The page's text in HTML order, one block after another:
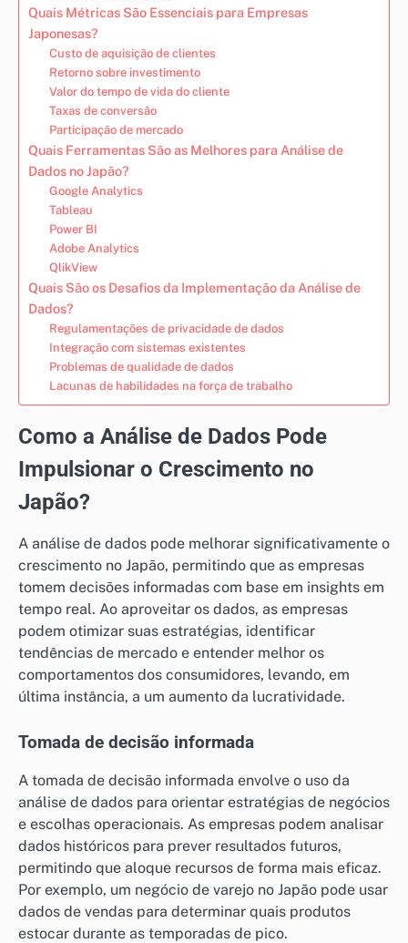
Quais Métricas São Essenciais para Empresas
Japonesas?
Custo de aquisição de clientes
Retorno sobre investimento
Valor do tempo de vida do cliente
Taxas de conversão
Participação de mercado
Quais Ferramentas São as Melhores para Análise de
Dados no Japão?
Google Analytics
Tableau
Power BI
Adobe Analytics
QlikView
Quais São os Desafios da Implementação da Análise de
Dados?
Regulamentações de privacidade de dados
Integração com sistemas existentes
Problemas de qualidade de dados
Lacunas de habilidades na força de trabalho
Como a Análise de Dados Pode
Impulsionar o Crescimento no
Japão?
A análise de dados pode melhorar significativamente o
crescimento no Japão, permitindo que as empresas
tomem decisões informadas com base em insights em
tempo real. Ao aproveitar os dados, as empresas
podem otimizar suas estratégias, identificar
tendências de mercado e entender melhor os
comportamentos dos consumidores, levando, em
última instância, a um aumento da lucratividade.
Tomada de decisão informada
A tomada de decisão informada envolve o uso da
análise de dados para orientar estratégias de negócios
e escolhas operacionais. As empresas podem analisar
dados históricos para prever resultados futuros,
permitindo que aloque recursos de forma mais eficaz.
Por exemplo, um negócio de varejo no Japão pode usar
dados de vendas para determinar quais produtos
estocar durante as temporadas de pico.